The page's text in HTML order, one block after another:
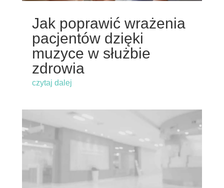
Jak poprawić wrażenia
pacjentów dzięki
muzyce w służbie
zdrowia
czytaj dalej